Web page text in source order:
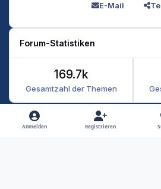
E-Mail
Forum-Statistiken
Gesamtzahl der Themen
169.7k
Heller Modus
Dunkler Modus
Systemeinstellung
Anmelden Registrieren